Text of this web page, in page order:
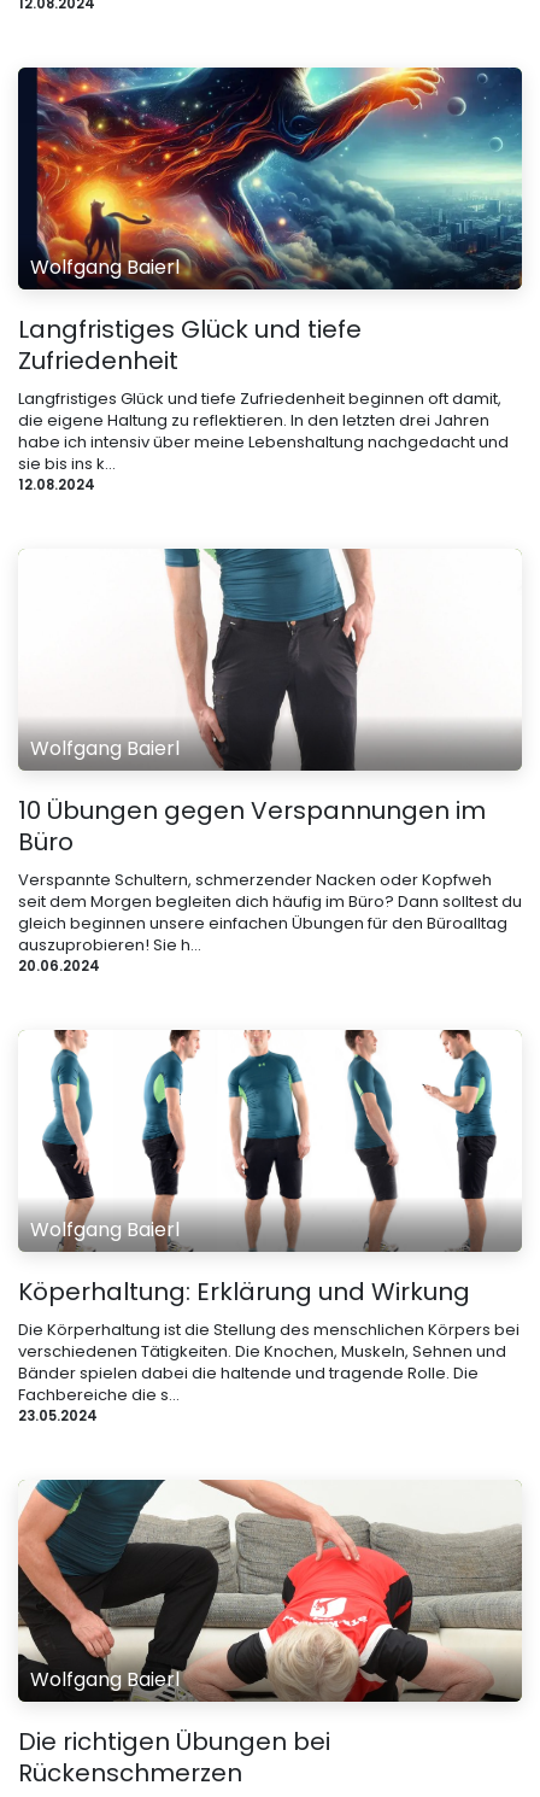
Wolfgang Baierl
Langfristiges Glück und tiefe
Zufriedenheit
Langfristiges Glück und tief​e Zufriedenheit beginnen oft damit,
die eigene Haltung zu reflektieren. In den letzten drei Jahren
habe ich intensiv über meine Lebenshaltung nachgedacht und
sie bis ins k...
12.08.2024
Wolfgang Baierl
10 Übungen gegen Verspannungen im
Büro
Verspannte Schultern, schmerzender Nacken oder Kopfweh
seit dem Morgen begleiten dich häufig im Büro? Dann solltest du
gleich beginnen unsere einfachen Übungen für den Büroalltag
auszuprobieren! Sie h...
20.06.2024
Wolfgang Baierl
Köperhaltung: Erklärung und Wirkung
Die Körperhaltung ist die Stellung des menschlichen Körpers bei
verschiedenen Tätigkeiten. Die Knochen, Muskeln, Sehnen und
Bänder spielen dabei die haltende und tragende Rolle. Die
Fachbereiche die s...
23.05.2024
Wolfgang Baierl
Die richtigen Übungen bei
Rückenschmerzen